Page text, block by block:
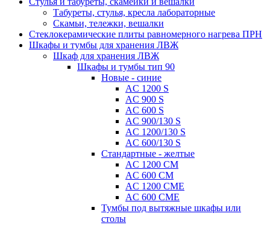
Табуреты, стулья, кресла лабораторные
Скамьи, тележки, вешалки
Стеклокерамические плиты равномерного нагрева ПРН
Шкафы и тумбы для хранения ЛВЖ
Шкаф для хранения ЛВЖ
Шкафы и тумбы тип 90
Новые - синие
AC 1200 S
AC 900 S
AC 600 S
AC 900/130 S
AC 1200/130 S
AC 600/130 S
Стандартные - желтые
AC 1200 CM
AC 600 CM
AC 1200 CME
AC 600 CME
Тумбы под вытяжные шкафы или
столы